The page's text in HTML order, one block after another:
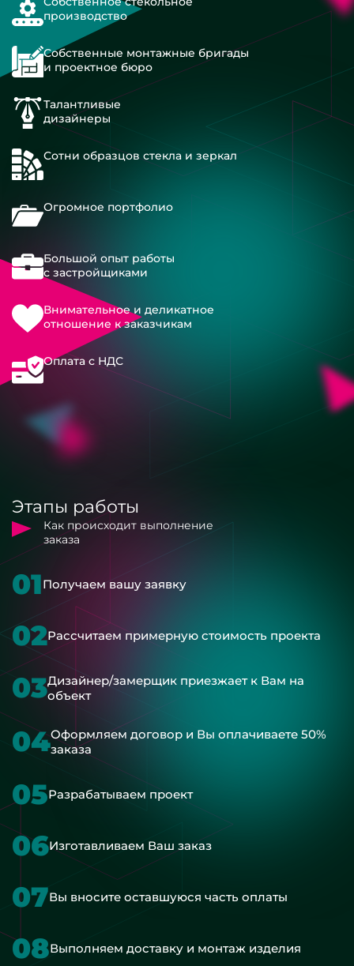
производство
Собственные монтажные бригады
и проектное бюро
Талантливые
дизайнеры
Сотни образцов стекла и зеркал
Огромное портфолио
Большой опыт работы
с застройщиками
Внимательное и деликатное
отношение к заказчикам
Оплата с НДС
Этапы работы
Как происходит выполнение
заказа
01Получаем вашу заявку
02Рассчитаем примерную стоимость проекта
03Дизайнер/замерщик приезжает к Вам на
объект
04Оформляем договор и Вы оплачиваете 50%
заказа
05Разрабатываем проект
06Изготавливаем Ваш заказ
07Вы вносите оставшуюся часть оплаты
08Выполняем доставку и монтаж изделия